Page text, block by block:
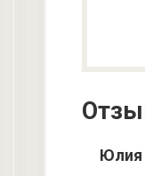
Юлия